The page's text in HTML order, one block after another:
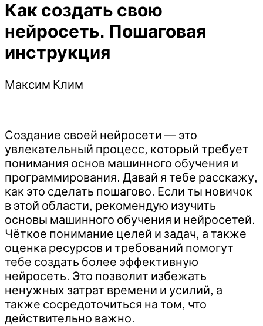
Пошаговая
инструкция
+
Как
сделать
огромное
состояние
Гайд
и
секреты
бизнеса
-
Максим
Клим
(2025)
Как создать свою
нейросеть. Пошаговая
инструкция
Максим Клим
Создание своей нейросети — это
увлекательный процесс, который требует
понимания основ машинного обучения и
программирования. Давай я тебе расскажу,
как это сделать пошагово. Если ты новичок
в этой области, рекомендую изучить
основы машинного обучения и нейросетей.
Чёткое понимание целей и задач, а также
оценка ресурсов и требований помогут
тебе создать более эффективную
нейросеть. Это позволит избежать
ненужных затрат времени и усилий, а
также сосредоточиться на том, что
действительно важно.